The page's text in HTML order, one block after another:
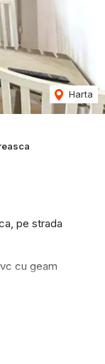
Harta
pe strada
cu geam